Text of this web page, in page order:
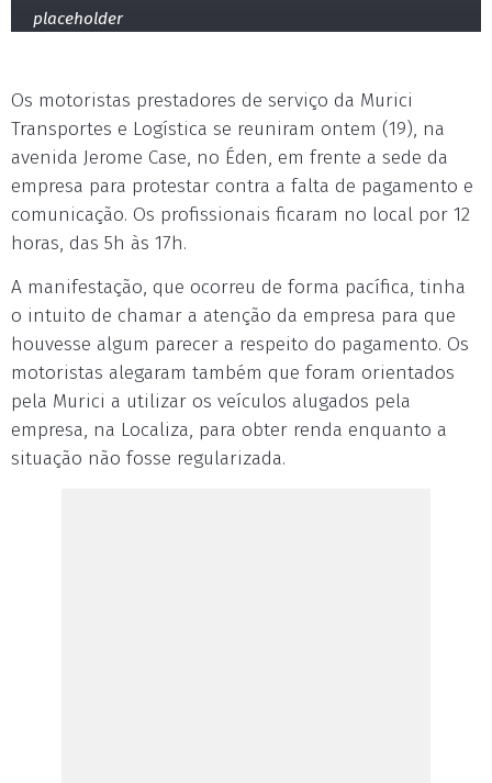
placeholder
Os motoristas prestadores de serviço da Murici
Transportes e Logística se reuniram ontem (19), na
avenida Jerome Case, no Éden, em frente a sede da
empresa para protestar contra a falta de pagamento e
comunicação. Os profissionais ficaram no local por 12
horas, das 5h às 17h.
A manifestação, que ocorreu de forma pacífica, tinha
o intuito de chamar a atenção da empresa para que
houvesse algum parecer a respeito do pagamento. Os
motoristas alegaram também que foram orientados
pela Murici a utilizar os veículos alugados pela
empresa, na Localiza, para obter renda enquanto a
situação não fosse regularizada.